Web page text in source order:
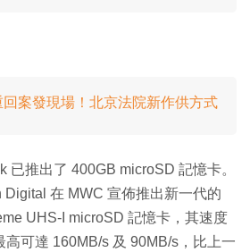
案發現場！北京法院新作供方式
已推出了 400GB microSD 記憶卡。
Digital 在 MWC 宣佈推出新一代的
UHS-I microSD 記憶卡，其速度
可達 160MB/s 及 90MB/s，比上一